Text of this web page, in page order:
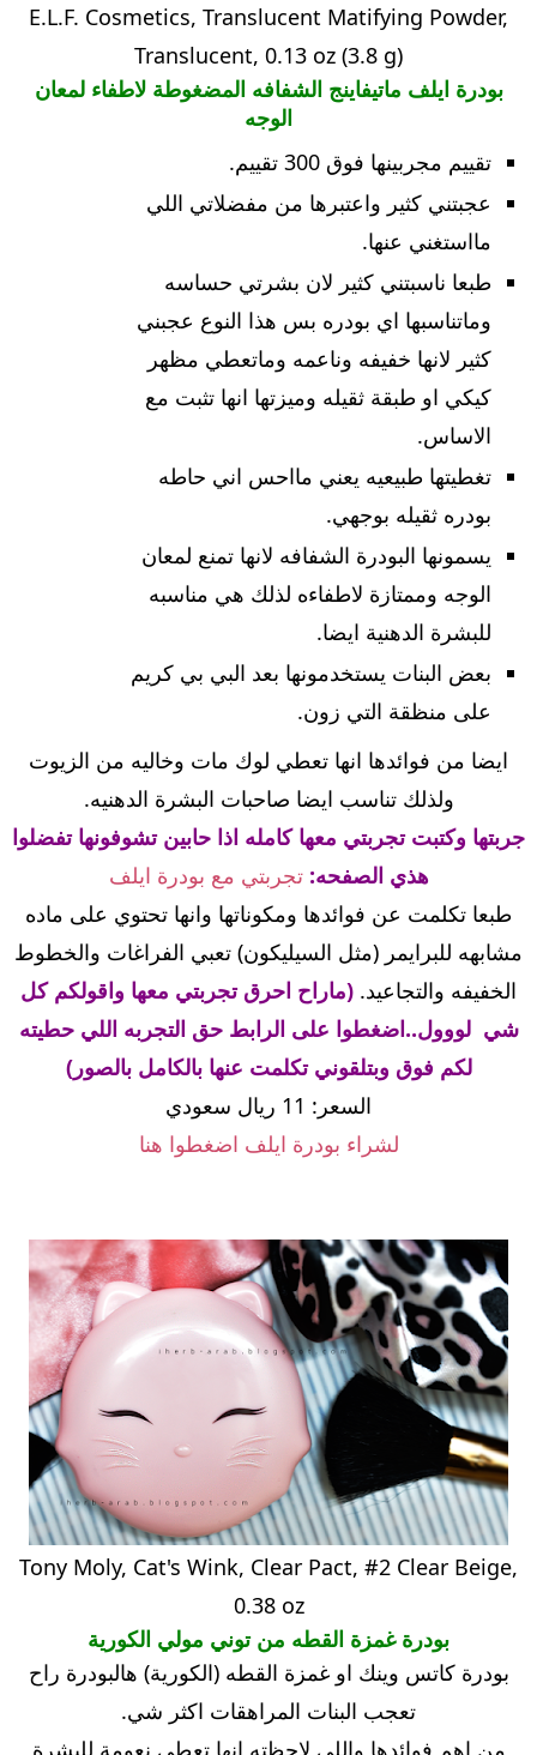
E.L.F. Cosmetics, Translucent Matifying Powder,
Translucent, 0.13 oz (3.8 g)
بودرة ايلف ماتيفاينج الشفافه المضغوطة لاطفاء لمعان
الوجه
تقييم مجربينها فوق 300 تقييم.
عجبتني كثير واعتبرها من مفضلاتي اللي
مااستغني عنها.
طبعا ناسبتني كثير لان بشرتي حساسه
وماتناسبها اي بودره بس هذا النوع عجبني
كثير لانها خفيفه وناعمه وماتعطي مظهر
كيكي او طبقة ثقيله وميزتها انها تثبت مع
الاساس.
تغطيتها طبيعيه يعني مااحس اني حاطه
بودره ثقيله بوجهي.
يسمونها البودرة الشفافه لانها تمنع لمعان
الوجه وممتازة لاطفاءه لذلك هي مناسبه
للبشرة الدهنية ايضا.
بعض البنات يستخدمونها بعد البي بي كريم
على منظقة التي زون.
ايضا من فوائدها انها تعطي لوك مات وخاليه من الزيوت
ولذلك تناسب ايضا صاحبات البشرة الدهنيه.
جربتها وكتبت تجربتي معها كامله اذا حابين تشوفونها تفضلوا
هذي الصفحه: تجربتي مع بودرة ايلف
طبعا تكلمت عن فوائدها ومكوناتها وانها تحتوي على ماده
مشابهه للبرايمر (مثل السيليكون) تعبي الفراغات والخطوط
الخفيفه والتجاعيد. (ماراح احرق تجربتي معها واقولكم كل
شي لووول..اضغطوا على الرابط حق التجربه اللي حطيته
لكم فوق وبتلقوني تكلمت عنها بالكامل بالصور)
السعر: 11 ريال سعودي
لشراء بودرة ايلف اضغطوا هنا
Tony Moly, Cat's Wink, Clear Pact, #2 Clear Beige,
0.38 oz
بودرة غمزة القطه من توني مولي الكورية
بودرة كاتس وينك او غمزة القطه (الكورية) هالبودرة راح
تعجب البنات المراهقات اكثر شي.
من اهم فوائدها واللي لاحظته انها تعطي نعومة للبشرة